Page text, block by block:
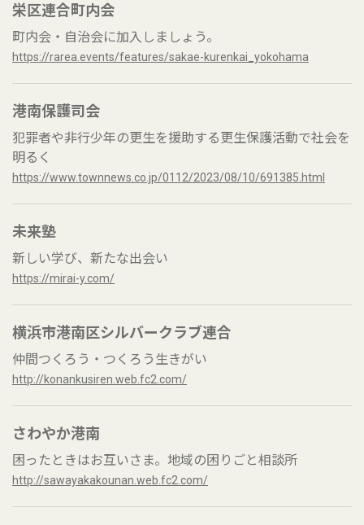
栄区連合町内会
町内会・自治会に加入しましょう。
https://rarea.events/features/sakae-kurenkai_yokohama
港南保護司会
犯罪者や非行少年の更生を援助する更生保護活動で社会を
明るく
https://www.townnews.co.jp/0112/2023/08/10/691385.html
未来塾
新しい学び、新たな出会い
https://mirai-y.com/
横浜市港南区シルバークラブ連合
仲間つくろう・つくろう生きがい
http://konankusiren.web.fc2.com/
さわやか港南
困ったときはお互いさま。地域の困りごと相談所
http://sawayakakounan.web.fc2.com/